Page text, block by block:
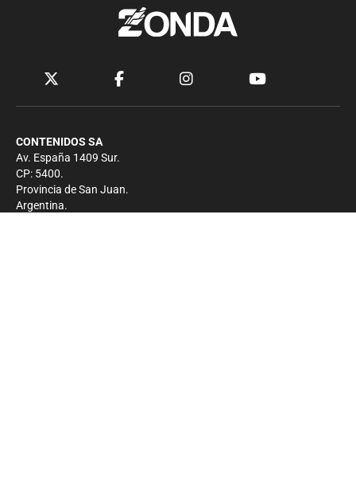
CONTENIDOS SA
Av. España 1409 Sur.
CP: 5400.
Provincia de San Juan.
Argentina.